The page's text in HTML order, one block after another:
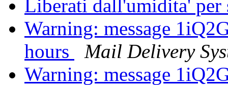
Liberati dall'umidita' per
Warning: message
hours
Mail Delivery
Warning: message